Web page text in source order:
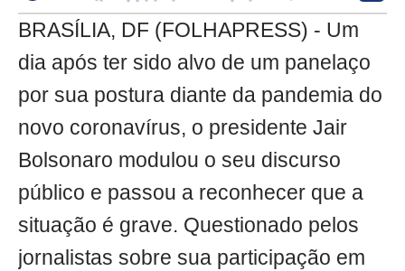
BRASÍLIA, DF (FOLHAPRESS) - Um
dia após ter sido alvo de um panelaço
por sua postura diante da pandemia do
novo coronavírus, o presidente Jair
Bolsonaro modulou o seu discurso
público e passou a reconhecer que a
situação é grave. Questionado pelos
jornalistas sobre sua participação em